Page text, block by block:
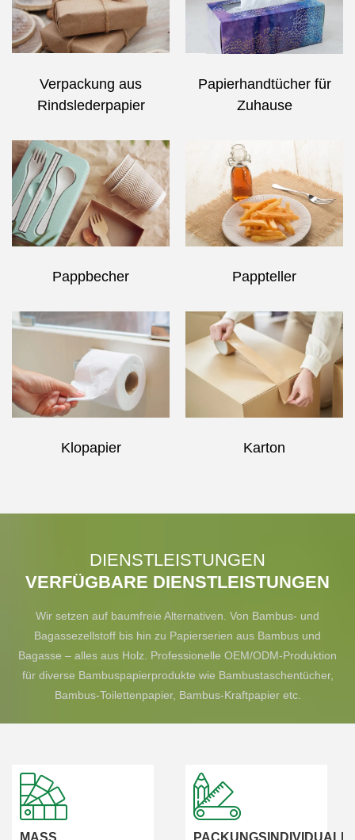
Verpackung aus
Rindslederpapier
Papierhandtücher für
Zuhause
Pappbecher Pappteller
Klopapier Karton
DIENSTLEISTUNGEN
VERFÜGBARE DIENSTLEISTUNGEN
Wir setzen auf baumfreie Alternativen. Von Bambus- und
Bagassezellstoff bis hin zu Papierserien aus Bambus und
Bagasse – alles aus Holz. Professionelle OEM/ODM-Produktion
für diverse Bambuspapierprodukte wie Bambustaschentücher,
Bambus-Toilettenpapier, Bambus-Kraftpapier etc.
MASS